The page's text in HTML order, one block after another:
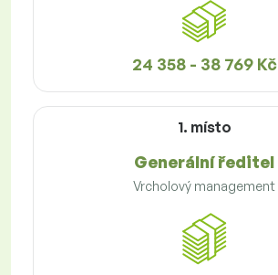
24 358 - 38 769 Kč
1. místo
Generální ředitel
Vrcholový management